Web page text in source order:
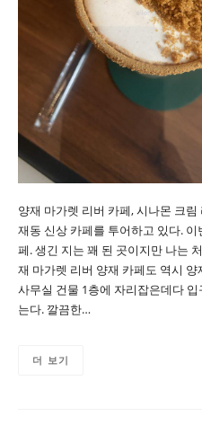
양재 마가렛 리버 카페, 시나몬 크
재동 신상 카페를 투어하고 있다.
페. 생긴 지는 꽤 된 곳이지만 나는
재 마가렛 리버 양재 카페도 역시
사무실 건물 1층에 자리잡은데다
는다. 깔끔한…
더 보기